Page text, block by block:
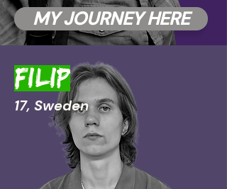
MY JOURNEY HERE
Filip
17, Sweden